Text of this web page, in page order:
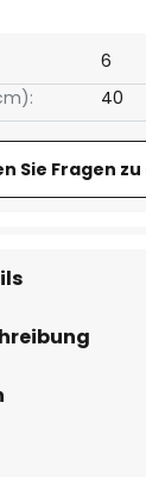
6
40
Sie Fragen